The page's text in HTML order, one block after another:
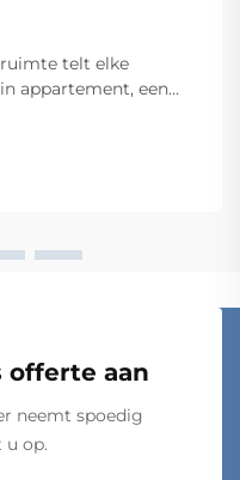
telt elke
appartement, een
hoe krijgt u
offerte aan
neemt spoedig
op.